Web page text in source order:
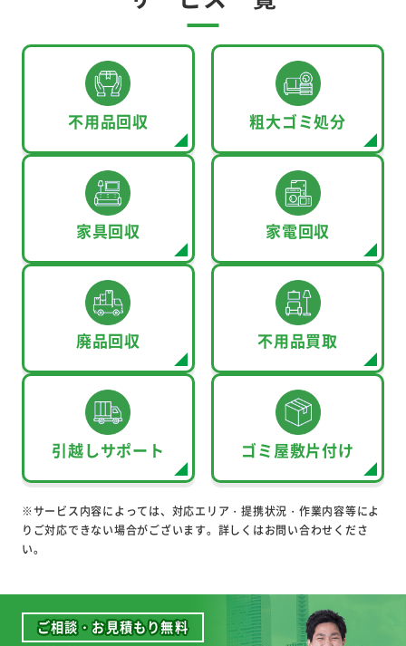
不用品回収 粗大ゴミ処分
家具回収 家電回収
廃品回収 不用品買取
引越しサポート ゴミ屋敷片付け
※サービス内容によっては、対応エリア・提携状況・作業内容等によ
りご対応できない場合がございます。詳しくはお問い合わせくださ
い。
ご相談・お見積もり無料